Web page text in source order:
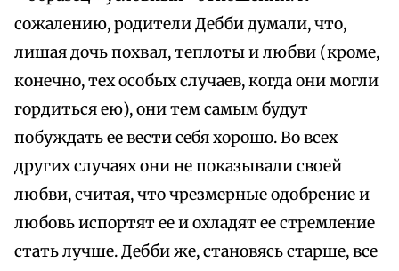
сожалению, родители Дебби думали, что,
лишая дочь похвал, теплоты и любви (кроме,
конечно, тех особых случаев, когда они могли
гордиться ею), они тем самым будут
побуждать ее вести себя хорошо. Во всех
других случаях они не показывали своей
любви, считая, что чрезмерные одобрение и
любовь испортят ее и охладят ее стремление
стать лучше. Дебби же, становясь старше, все